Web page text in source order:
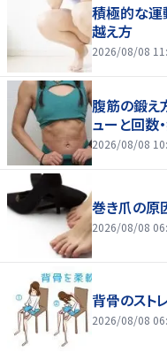
積極的な運
越え方
2026/08/08
腹筋の鍛え
ューと回数
2026/08/08
巻き爪の原
2026/08/08
背骨のスト
2026/08/08